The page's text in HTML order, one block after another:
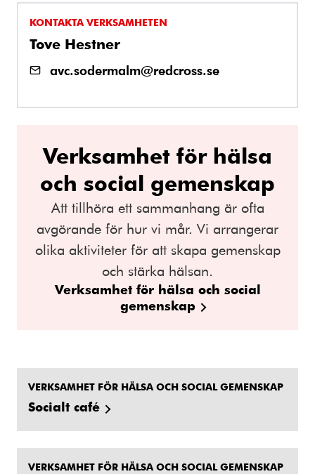
KONTAKTA VERKSAMHETEN
Tove Hestner
avc.sodermalm@redcross.se
Verksamhet för hälsa
och social gemenskap
Att tillhöra ett sammanhang är ofta
avgörande för hur vi mår. Vi arrangerar
olika aktiviteter för att skapa gemenskap
och stärka hälsan.
Verksamhet för hälsa och social
gemenskap
VERKSAMHET FÖR HÄLSA OCH SOCIAL GEMENSKAP
Socialt café
VERKSAMHET FÖR HÄLSA OCH SOCIAL GEMENSKAP